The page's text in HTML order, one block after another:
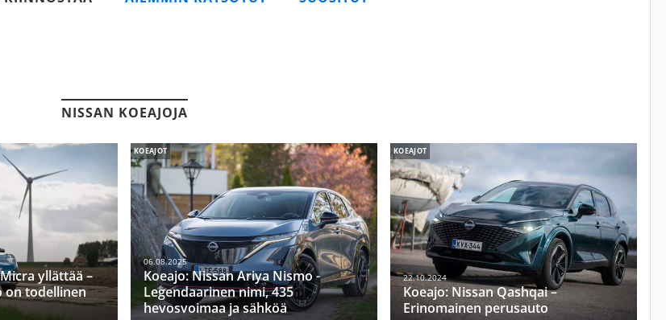
NISSAN KOEAJOJA
yllättää –
on todellinen
KOEAJOT
06.08.2025
Koeajo: Nissan Ariya Nismo -
Legendaarinen nimi, 435
hevosvoimaa ja sähköä
KOEAJOT
22.10.2024
Koeajo: Nissan Qashqai –
Erinomainen perusauto